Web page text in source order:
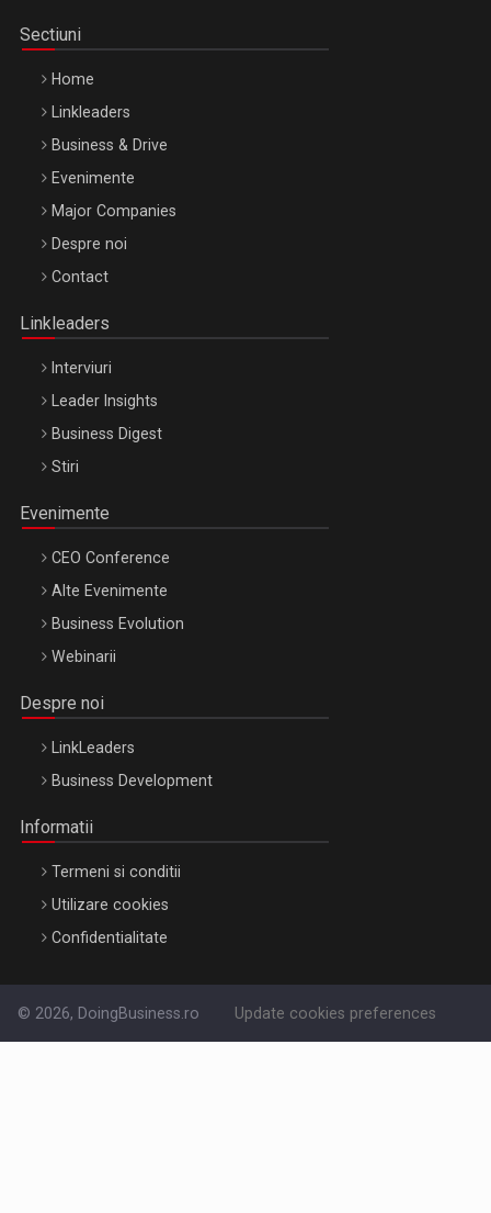
Be Inspired. Make it Happen!, ARTEMIS LETO, ORADEA, 8
Octombrie
Sectiuni
Home
Linkleaders
Business & Drive
Evenimente
Major Companies
Despre noi
Contact
Linkleaders
Interviuri
Leader Insights
Business Digest
Stiri
Evenimente
CEO Conference
Alte Evenimente
Business Evolution
Webinarii
Despre noi
LinkLeaders
Business Development
Informatii
Termeni si conditii
Utilizare cookies
Confidentialitate
© 2026, DoingBusiness.ro Update cookies preferences